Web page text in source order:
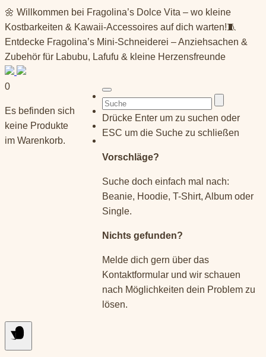
Springe
zum
Inhalt
🌼 Willkommen bei Fragolina’s Dolce Vita – wo kleine
Kostbarkeiten & Kawaii-Accessoires auf dich warten!🧵
Entdecke Fragolina’s Mini-Schneiderei – Anziehsachen &
Zubehör für Labubu, Lafufu & kleine Herzensfreunde
0
Es befinden sich
keine Produkte
im Warenkorb.
Suchen
nach:
Drücke Enter um zu suchen oder
ESC um die Suche zu schließen
Vorschläge?
Suche doch einfach mal nach:
Beanie, Hoodie, T-Shirt, Album oder
Single.
Nichts gefunden?
Melde dich gern über das
Kontaktformular und wir schauen
nach Möglichkeiten dein Problem zu
lösen.